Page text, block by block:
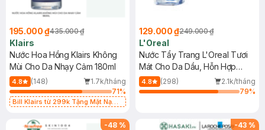
195.000 ₫435.000 ₫
Klairs
Nước Hoa Hồng Klairs Không
Mùi Cho Da Nhạy Cảm 180ml
4.8 (148)
1.7k/tháng
71%
Bill Klairs từ 299k Tặng Mặt Nạ
25ml (SL Có Hạn)
129.000 ₫249.000 ₫
L'Oreal
Nước Tẩy Trang L'Oreal Tươi
Mát Cho Da Dầu, Hỗn Hợp
400ml
4.8 (298)
2.1k/tháng
79%
-48 % -43 %